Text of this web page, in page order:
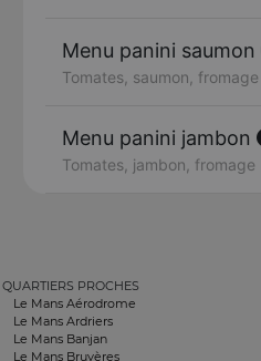
Menu panini saumon
Tomates, saumon, fromage
Menu panini jambon
Tomates, jambon, fromage
QUARTIERS PROCHES
Le Mans Aérodrome
Le Mans Ardriers
Le Mans Banjan
Le Mans Bruyères